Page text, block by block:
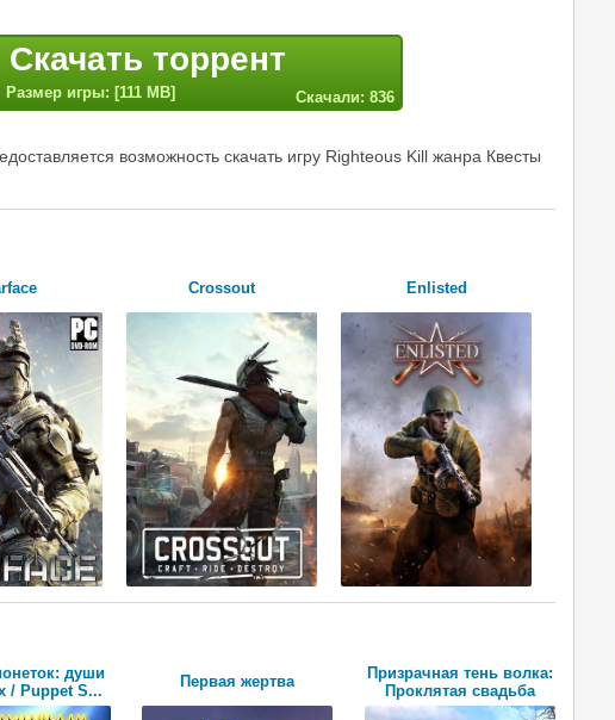
Скачать торрент
Размер игры: [111 MB] Скачали: 836
возможность скачать игру Righteous Kill жанра Квесты
Crossout Enlisted
души
/ Puppet S...
Первая жертва
Призрачная тень волка:
Проклятая свадьба